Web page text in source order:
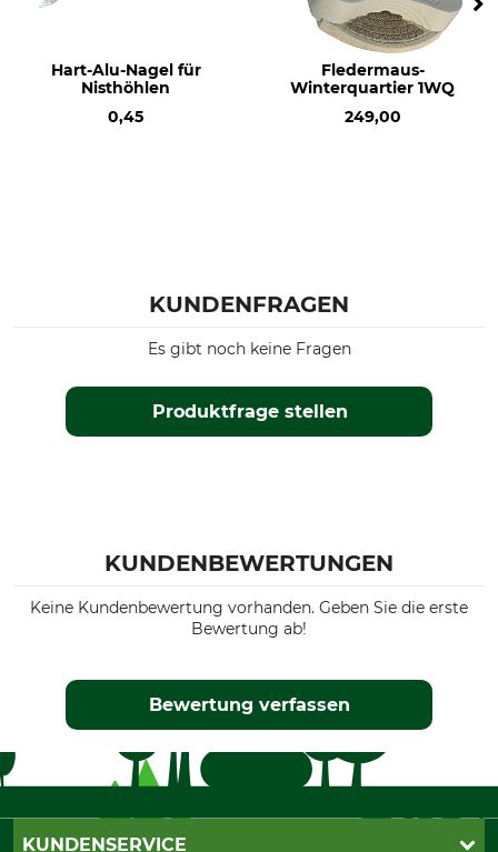
Hart-Alu-Nagel für
Nisthöhlen
0,45
Fledermaus-
Winterquartier 1WQ
249,00
KUNDENFRAGEN
Produktfrage stellen
Es gibt noch keine Fragen
KUNDENBEWERTUNGEN
Keine Kundenbewertung vorhanden. Geben Sie die erste
Bewertung ab!
Bewertung verfassen
KUNDENSERVICE